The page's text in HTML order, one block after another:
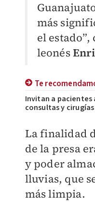
más
el
leonés
Te
Invitan a pacientes
consultas y
La finalidad
de la presa
y poder
lluvias, que
más limpia.